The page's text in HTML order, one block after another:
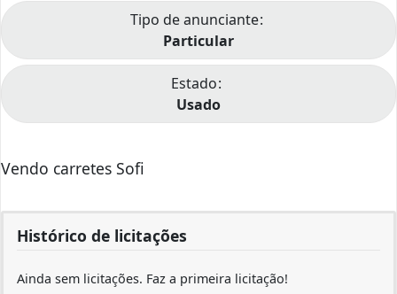
Tipo de anunciante
Particular
Estado
Usado
Vendo carretes Sofi
Histórico de licitações
Ainda sem licitações. Faz a primeira licitação!